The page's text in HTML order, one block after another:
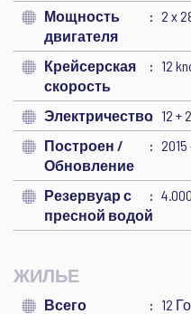
Мощность
двигателя
2 x
Крейсерская
скорость
12
Электричество 12 +
Построен /
Обновление
Резервуар с
пресной водой
ЖИЛЬЕ
Всего
12